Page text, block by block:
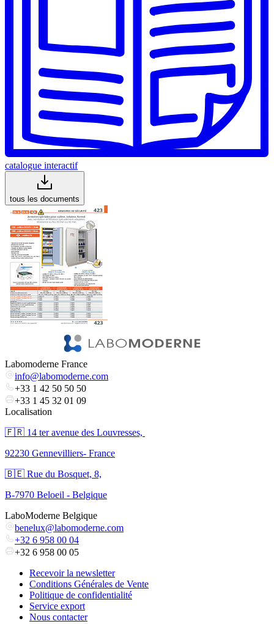
catalogue interactif
tous les documents
Labomoderne France
info@labomoderne.com
+33 1 42 50 50 50
+33 1 45 32 01 09
Localisation
🇫🇷 ​14 ter avenue des Louvresses,
92230 Gennevilliers- France
🇧🇪 Rue du Bosquet, 8,
B-7970 Beloeil - Belgique
LaboModerne Belgique
benelux@labomoderne.com
+32 6 958 00 04
+32 6 958 00 05
Recevoir la newsletter
Conditions Générales de Vente
Politique de confidentialité
Service export
Nous contacter